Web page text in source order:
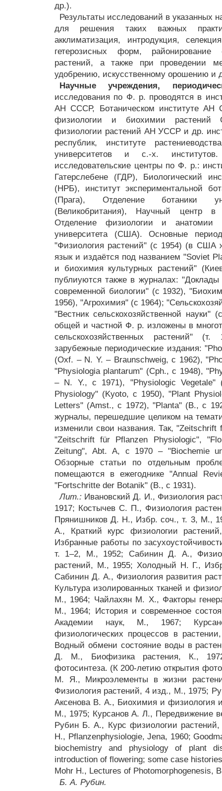
др.).
Результаты исследований в указанных
для решения таких важных
акклиматизация, интродукция,
гетерозисных форм,
растений, а также при проведении
удобрению, искусственному орошению и
Научные учреждения,
исследования по Ф. р. проводятся в
АН СССР, Ботаническом институте АН
физиологии и биохимии
физиологии растений АН УССР и др.
республик, институте
университетов и с.-х.
исследовательские центры по Ф. р.:
Гатерслебене (ГДР), Биологический
(НРБ), институт экспериментальной
(Прага), Отделение ботаники
(Великобритания), Научный центр
Отделение физиологии и анатомии
университета (США). Основные
"Физиология растений" (с 1954) (в США
язык и издаётся под названием "Soviet
и биохимия культурных растений"
публиуются также в журналах:
современной биологии" (с 1932),
1956), "Агрохимия" (с 1964);
"Вестник сельскохозяйственной
общей и частной Ф. р. изложены в
сельскохозяйственных растений"
зарубежные периодические издания:
(Oxf. – N. Y. – Braunschweig, с 1962),
"Physiologia plantarum" (Cph., с 1948),
– N. Y., с 1971), "Physiologic
Physiology" (Kyoto, с 1950), "Plant
Letters" (Amst., с 1972), "Planta" (В., с
журналы, перешедшие целиком на
изменили свои названия. Так, "Zeitschrift
"Zeitschrift für Pflanzen Physiologic",
Zeitung", Abt. А, с 1970 – "Biochemie
Обзорные статьи по отдельным
помещаются в ежегоднике "Annual
"Fortschritte der Botanik" (В., с 1931).
Лит.: Ивановский Д. И., Физиология
1917; Костычев С. П., Физиология
Прянишников Д. Н., Избр. соч., т. 3, М.,
А., Краткий курс физиологии
Избранные работы по
т. 1–2, М., 1952; Сабинин Д. А.,
растений, М., 1955; Холодный Н. Г.,
Сабинин Д. А., Физиология развития
Культура изолированных тканей и
М., 1964; Чайлахян М. Х., Факторы
М., 1964; История и современное
Академии наук, М., 1967;
физиологических процессов в
Водный обмени состояние воды в
Д. М., Биофизика растения, К.,
фотосинтеза. (К 200-летию открытия
М. Я., Микроэлементы в жизни
Физиология растений, 4 изд., М., 1975;
Аксенова В. А., Биохимия и физиология
М., 1975; Курсанов А. Л., Передвижение
Рубин Б. А., Курс физиологии
Н., Pflanzenphysiologie, Jena, 1960;
biochemistry and physiology of plant
introduction of flowering; some case
Mohr Н., Lectures of Photomorphogenesis,
Б. А. Рубин.